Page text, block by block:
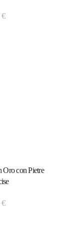
€
Oro con Pietre
€